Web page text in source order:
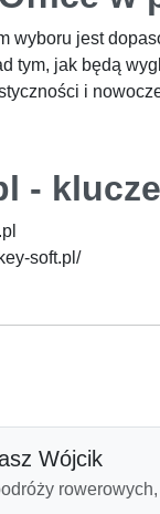
wyboru jest
tym, jak będą
i
-
soft.pl/
Wójcik